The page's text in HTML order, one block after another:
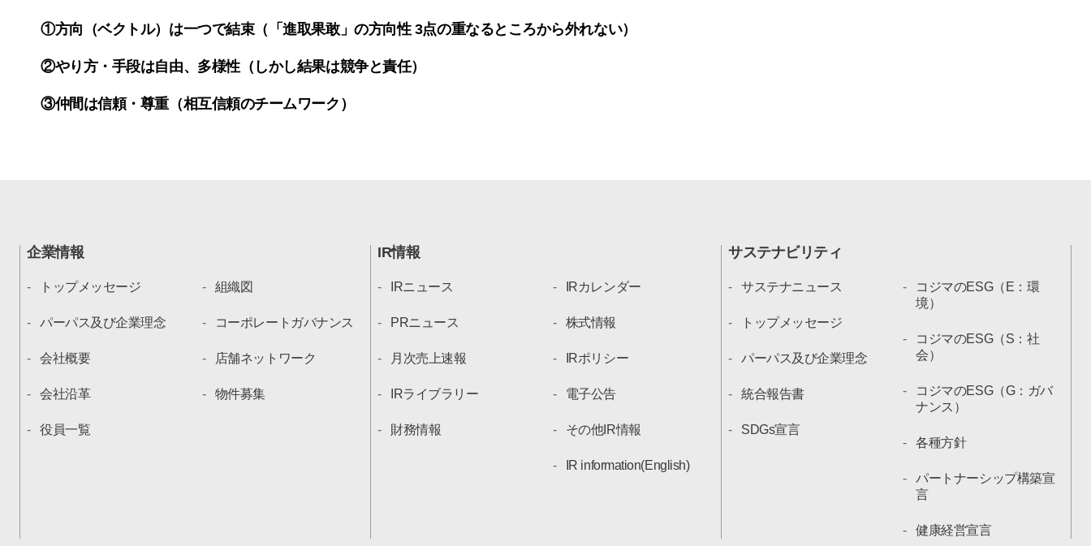
①方向（ベクトル）は一つで結束（「進取果敢」の方向性 3点の重なるところから外れない）
②やり方・手段は自由、多様性（しかし結果は競争と責任）
③仲間は信頼・尊重（相互信頼のチームワーク）
企業情報
トップメッセージ
パーパス及び企業理念
会社概要
会社沿革
役員一覧
組織図
コーポレートガバナンス
店舗ネットワーク
物件募集
IR情報
IRニュース
PRニュース
月次売上速報
IRライブラリー
財務情報
IRカレンダー
株式情報
IRポリシー
電子公告
その他IR情報
IR information(English)
サステナビリティ
サステナニュース
トップメッセージ
パーパス及び企業理念
統合報告書
SDGs宣言
コジマのESG（E：環
境）
コジマのESG（S：社
会）
コジマのESG（G：ガバ
ナンス）
各種方針
パートナーシップ構築宣
言
健康経営宣言